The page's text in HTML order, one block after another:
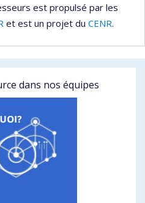
est propulsé par les
et est un projet du CENR.
dans nos équipes